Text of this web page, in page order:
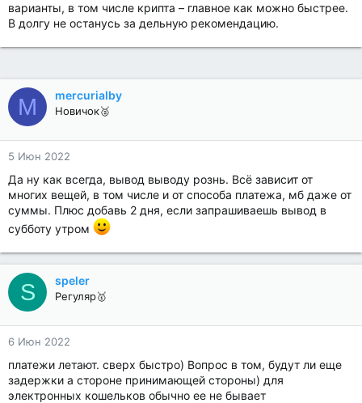
варианты, в том числе крипта – главное как можно быстрее.
В долгу не останусь за дельную рекомендацию.
M mercurialby
Новичок🥈
5 Июн 2022
Да ну как всегда, вывод выводу рознь. Всё зависит от
многих вещей, в том числе и от способа платежа, мб даже от
суммы. Плюс добавь 2 дня, если запрашиваешь вывод в
субботу утром
S speler
Регуляр🥇
6 Июн 2022
платежи летают. сверх быстро) Вопрос в том, будут ли еще
задержки а стороне принимающей стороны) для
электронных кошельков обычно ее не бывает